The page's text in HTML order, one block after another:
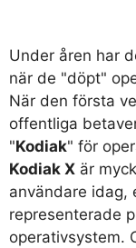
Under åren har
när de "döpt"
När den första
offentliga
"Kodiak" för
Kodiak X är
användare idag,
representerade
operativsystem.